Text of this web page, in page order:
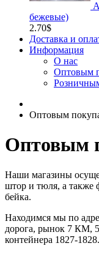
бежевые)
2.70$
Доставка и
Информация
О нас
Оптовым
Оптовым
Оптовым
Наши магазины
штор и тюля, а также
бейка.
Находимся мы по
дорога, рынок 7 КМ,
контейнера 1827-1828.